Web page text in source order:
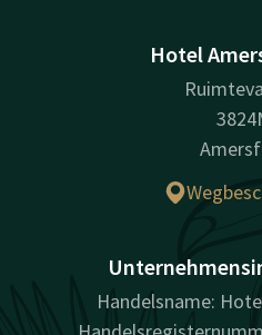
Hotel
Handelsname: